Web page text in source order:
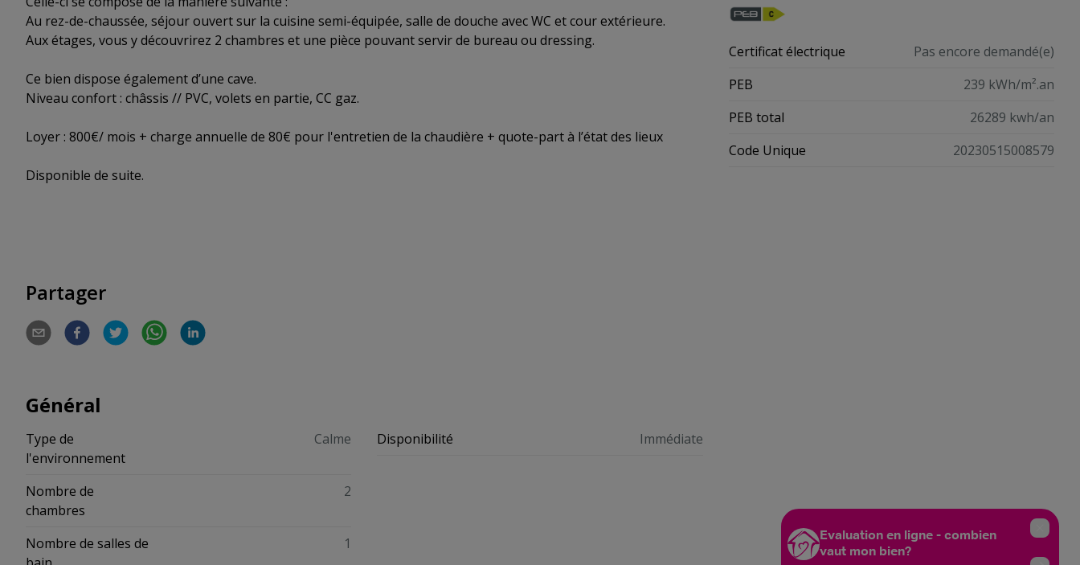
Au rez-de-chaussée, séjour ouvert sur la cuisine semi-équipée, salle de douche avec WC et cour extérieure.
Aux étages, vous y découvrirez 2 chambres et une pièce pouvant servir de bureau ou dressing.
Ce bien dispose également d’une cave.
Niveau confort : châssis // PVC, volets en partie, CC gaz.
Loyer : 800€/ mois + charge annuelle de 80€ pour l'entretien de la chaudière + quote-part à l’état des lieux
Disponible de suite.
Partager
Général
Type de
l'environnement
Calme
Nombre de
chambres
2
Nombre de salles de
1
Disponibilité Immédiate
Certificat électrique
Pas encore demandé(e)
PEB
239 kWh/m².an
PEB total
26289 kwh/an
Code Unique
20230515008579